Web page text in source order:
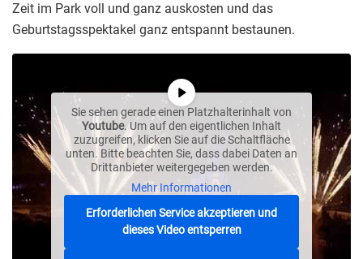
Zeit im Park voll und ganz auskosten und das
Geburtstagsspektakel ganz entspannt bestaunen.
Sie sehen gerade einen Platzhalterinhalt von
Youtube. Um auf den eigentlichen Inhalt
zuzugreifen, klicken Sie auf die Schaltfläche
unten. Bitte beachten Sie, dass dabei Daten an
Drittanbieter weitergegeben werden.
Mehr Informationen
Erforderlichen Service akzeptieren und
dieses Video entsperren